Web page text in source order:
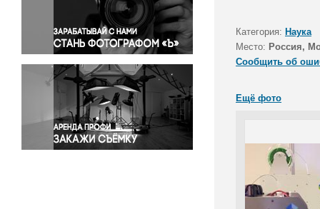
Правосудие
Происшествия и конфликты
Религия
Светская жизнь
Спорт
Экология
Экономика и бизнес
Категория: Наука
Место: Россия,
Сообщить об
Ещё фото